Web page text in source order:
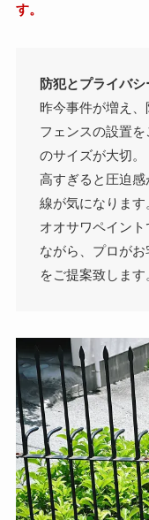
す。
防犯とプライバ
昨今事件が増え、
フェンスの設置
のサイズが大切。
高すぎると圧迫
線が気になります
オオサワペイン
ながら、プロが
をご提案致します